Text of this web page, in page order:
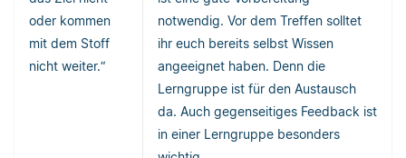
oder kommen
mit dem Stoff
nicht weiter.“
notwendig. Vor dem Treffen solltet
ihr euch bereits selbst Wissen
angeeignet haben. Denn die
Lerngruppe ist für den Austausch
da. Auch gegenseitiges Feedback ist
in einer Lerngruppe besonders